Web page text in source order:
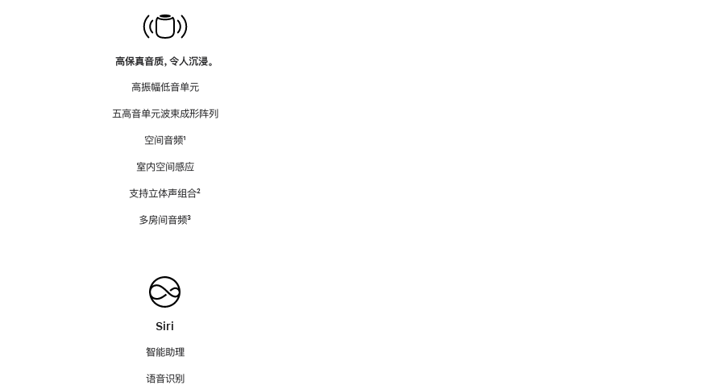
高保真音质，令人沉浸。
高振幅低音单元
五高音单元波束成形阵列
空间音频脚
¹
室内空间感应
支持立体声组合脚
²
多房间音频脚
³
Siri
智能助理
语音识别